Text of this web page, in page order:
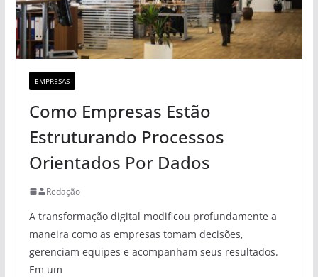
EMPRESAS
Como Empresas Estão
Estruturando Processos
Orientados Por Dados
Redação
A transformação digital modificou profundamente a
maneira como as empresas tomam decisões,
gerenciam equipes e acompanham seus resultados.
Em um